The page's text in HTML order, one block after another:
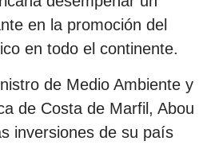
en la promoción del
en todo el continente.
de Medio Ambiente y
de Costa de Marfil, Abou
inversiones de su país